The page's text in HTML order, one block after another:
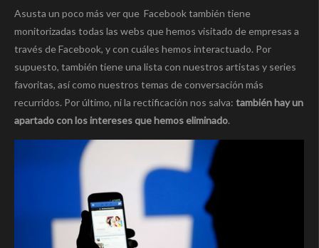
Asusta un poco más ver que Facebook también tiene
monitorizadas todas las webs que hemos visitado de empresas a
través de Facebook, y con cuáles hemos interactuado. Por
supuesto, también tiene una lista con nuestros artistas y series
favoritas, así como nuestros temas de conversación más
recurridos. Por último, ni la rectificación nos salva: también hay un
apartado con los intereses que hemos eliminado.